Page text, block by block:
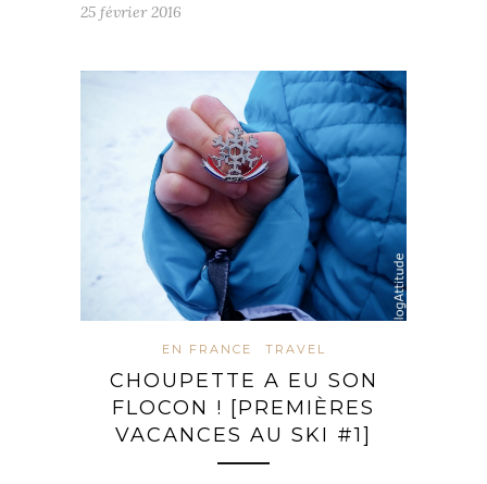
25 février 2016
EN FRANCE TRAVEL
CHOUPETTE A EU SON
FLOCON ! [PREMIÈRES
VACANCES AU SKI #1]